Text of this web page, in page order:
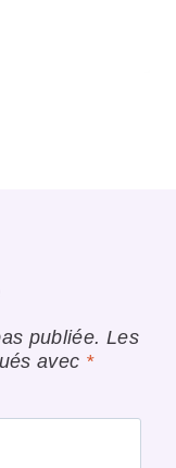
publiée. Les
avec *